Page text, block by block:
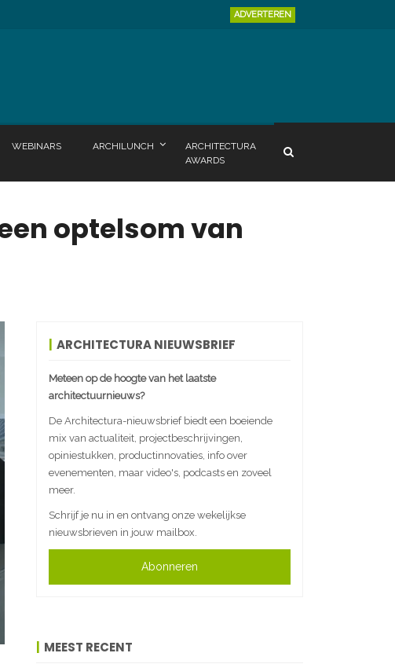
ADVERTEREN
WEBINARS ARCHILUNCH
ARCHITECTURA
AWARDS
optelsom van
ARCHITECTURA NIEUWSBRIEF
Meteen op de hoogte van het laatste
architectuurnieuws?
De Architectura-nieuwsbrief biedt een boeiende
mix van actualiteit, projectbeschrijvingen,
opiniestukken, productinnovaties, info over
evenementen, maar video's, podcasts en zoveel
meer.
Schrijf je nu in en ontvang onze wekelijkse
nieuwsbrieven in jouw mailbox.
Abonneren
MEEST RECENT